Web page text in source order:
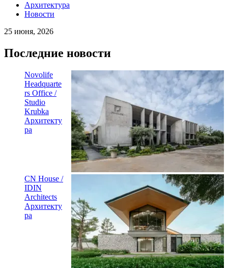
Архитектура
Новости
25 июня, 2026
Последние новости
Novolife
Headquarte
rs Office /
Studio
Krubka
Архитекту
ра
CN House /
IDIN
Architects
Архитекту
ра